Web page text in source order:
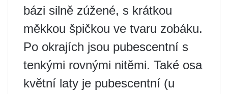
bázi silně zúžené, s krátkou
měkkou špičkou ve tvaru zobáku.
Po okrajích jsou pubescentní s
tenkými rovnými nitěmi. Také osa
květní laty je pubescentní (u